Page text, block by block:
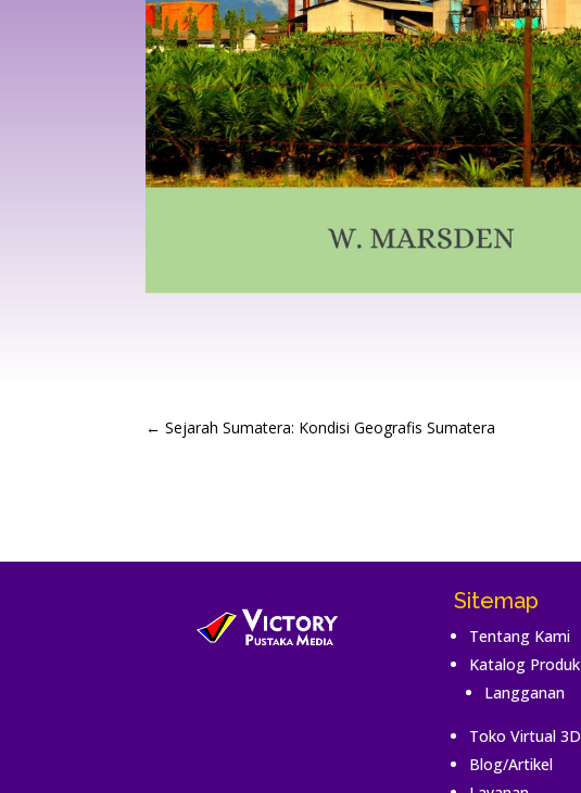
←Sejarah Sumatera: Kondisi Geografis Sumatera
Sitemap
Tentang Kami
Katalog Produk
Langganan
Toko Virtual 3D
Blog/Artikel